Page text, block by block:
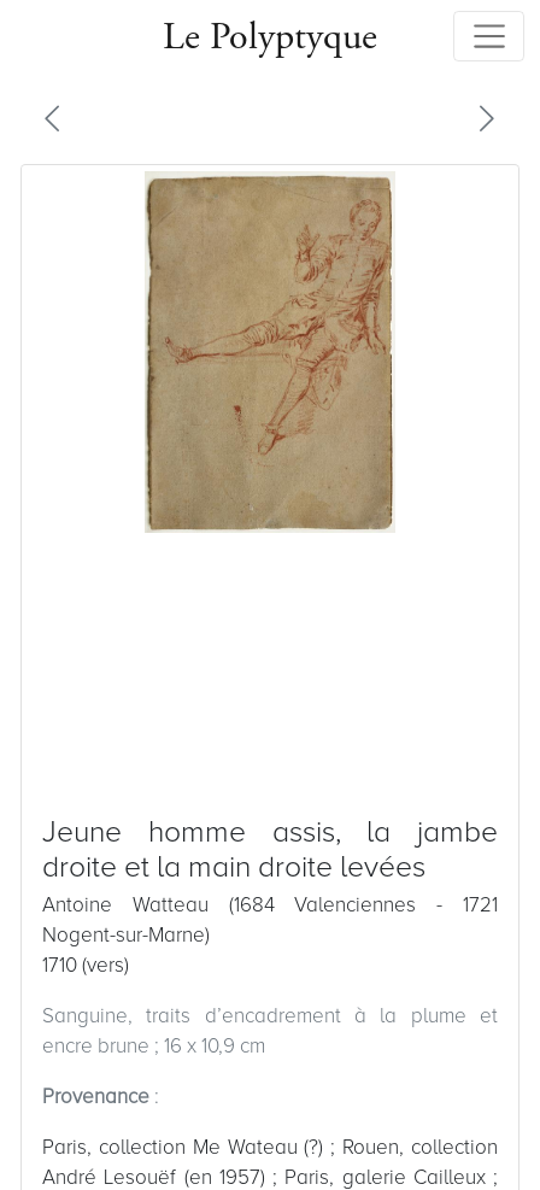
Le Polyptyque
Jeune homme assis, la jambe
droite et la main droite levées
Antoine Watteau (1684 Valenciennes - 1721
Nogent-sur-Marne)
1710 (vers)
Sanguine, traits d’encadrement à la plume et
encre brune ; 16 x 10,9 cm
Provenance :
Paris, collection Me Wateau (?) ; Rouen, collection
André Lesouëf (en 1957) ; Paris, galerie Cailleux ;